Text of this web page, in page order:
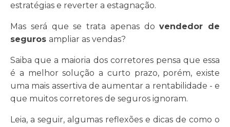
estratégias e reverter a estagnação.
Mas será que se trata apenas dovendedor de
seguros ampliar as vendas?
Saiba que a maioria dos corretores pensa que essa
é a melhor solução a curto prazo, porém, existe
uma mais assertiva de aumentar a rentabilidade - e
que muitos corretores de seguros ignoram.
Leia, a seguir, algumas reflexões e dicas de como o